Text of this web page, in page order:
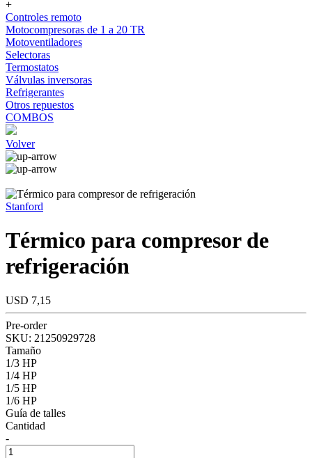
+
Controles remoto
Motocompresoras de 1 a 20 TR
Motoventiladores
Selectoras
Termostatos
Válvulas inversoras
Refrigerantes
Otros repuestos
COMBOS
Volver
Stanford
Térmico para compresor de
refrigeración
USD 7,15
Pre-order
SKU: 21250929728
Tamaño
1/3 HP
1/4 HP
1/5 HP
1/6 HP
Guía de talles
Cantidad
-